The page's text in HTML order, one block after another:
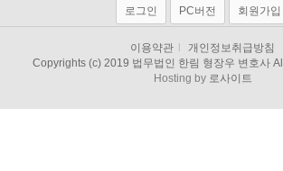
로그인 PC버전 회원가입
이용약관 l
개인정보취급방침
Copyrights (c) 2019 법무법인 한림 형장우 변호사
Hosting by 로사이트